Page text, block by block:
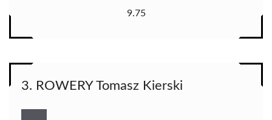
9.75
3. ROWERY Tomasz Kierski